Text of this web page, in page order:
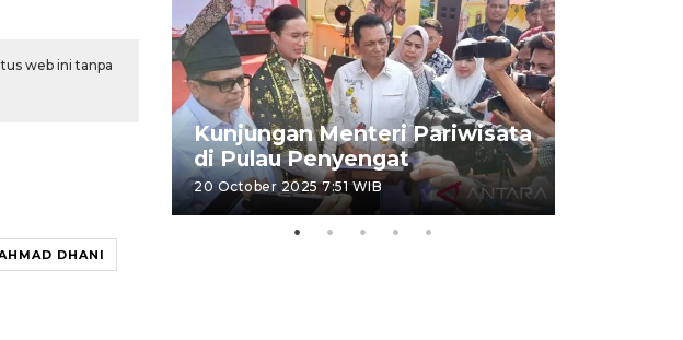
web ini tanpa
DHANI
Kunjungan Menteri Pariwisata
di Pulau Penyengat
20 October 2025 7:51 WIB